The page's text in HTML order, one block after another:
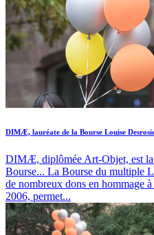
DIMÆ, lauréate de la Bourse Louise
DIMÆ, diplômée Art-Objet, est
Bourse... La Bourse du multiple
de nombreux dons en hommage
2006, permet...